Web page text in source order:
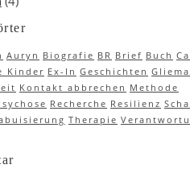
Auryn Biografie BR Brief Buch
Kinder Ex-In Geschichten
Kontakt abbrechen Methode
Recherche Resilienz
Therapie